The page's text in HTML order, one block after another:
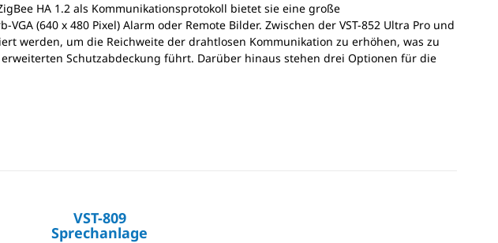
HA 1.2 als Kommunikationsprotokoll bietet sie eine große
(640 x 480 Pixel) Alarm oder Remote Bilder. Zwischen der VST-852 Ultra Pro und
werden, um die Reichweite der drahtlosen Kommunikation zu erhöhen, was zu
Schutzabdeckung führt. Darüber hinaus stehen drei Optionen für die
VST-809
Sprechanlage